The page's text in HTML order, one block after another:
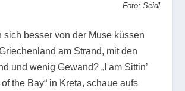
Foto: Seidl
sich besser von der Muse küssen
am Strand, mit den
und wenig Gewand? „I am Sittin’
the Bay“ in Kreta, schaue aufs